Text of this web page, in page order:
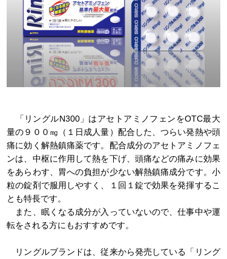
「リングルN300」はアセトアミノフェンをOTC最大
量の９００㎎（１日成人量）配合した、つらい発熱や頭
痛に効く解熱鎮痛薬です。配合成分のアセトアミノフェ
ンは、中枢に作用して熱を下げ、頭痛などの痛みに効果
をあらわす、胃への負担が少ない解熱鎮痛成分です。小
粒の錠剤で服用しやすく、１回１錠で効果を発揮するこ
とも特長です。
また、眠くなる成分が入っていないので、仕事中や運
転をされる方にもおすすめです。
リングルブランドは、従来から発売している「リング